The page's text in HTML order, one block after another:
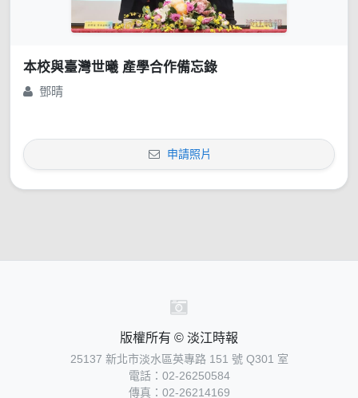
本校與臺灣世曦 產學合作備忘錄
鄧晴
申請照片
版權所有 © 淡江時報
25137 新北市淡水區英專路 151 號 Q301 室
電話：02-26250584
傳真：02-26214169